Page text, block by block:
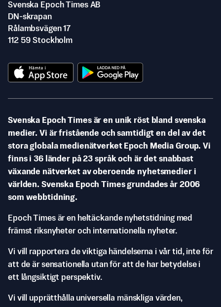
Svenska Epoch Times AB
DN-skrapan
Rålambsvägen 17
112 59 Stockholm
Svenska Epoch Times är en unik röst bland svenska
medier. Vi är fristående och samtidigt en del av det
stora globala medienätverket Epoch Media Group. Vi
finns i 36 länder på 23 språk och är det snabbast
växande nätverket av oberoende nyhetsmedier i
världen. Svenska Epoch Times grundades år 2006
som webbtidning.
Epoch Times är en heltäckande nyhetstidning med
främst riksnyheter och internationella nyheter.
Vi vill rapportera de viktiga händelserna i vår tid, inte för
att de är sensationella utan för att de har betydelse i
ett långsiktigt perspektiv.
Vi vill upprätthålla universella mänskliga värden,